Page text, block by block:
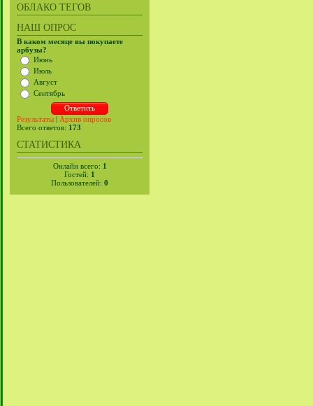
ОБЛАКО ТЕГОВ
НАШ ОПРОС
В каком месяце вы покупаете
арбузы?
Июнь
Июль
Август
Сентябрь
Результаты | Архив опросов
Всего ответов: 173
СТАТИСТИКА
Онлайн всего: 1
Гостей: 1
Пользователей: 0